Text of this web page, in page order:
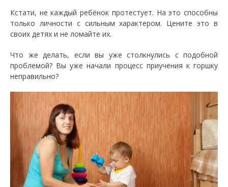
Кстати, не каждый ребёнок протестует. На это способны
только личности с сильным характером. Цените это в
своих детях и не ломайте их.
Что же делать, если вы уже столкнулись с подобной
проблемой? Вы уже начали процесс приучения к горшку
неправильно?